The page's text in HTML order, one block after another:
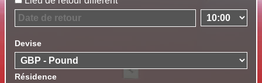
Devise
Résidence